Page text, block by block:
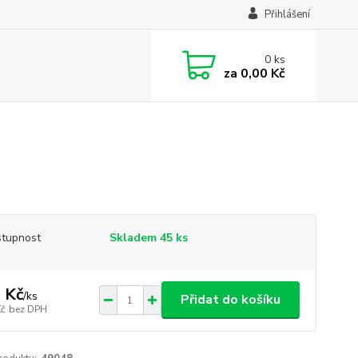
Přihlášení
0ks
za 0,00 Kč
Skladem 45 ks
Kč/ks
bez DPH
Přidat do košíku